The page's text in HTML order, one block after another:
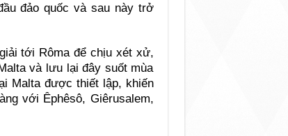
đảo quốc và sau này trở
tới Rôma để chịu xét xử,
và lưu lại đây suốt mùa
Malta được thiết lập, khiến
với Êphêsô, Giêrusalem,